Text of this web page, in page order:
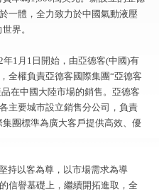
一體，全力致力於中國氣動液壓
界。
1月1日開始，由亞德客(中國)有
全權負責亞德客國際集團“亞德客
在中國大陸市場的銷售。亞德客
主要城市設立銷售分公司，負責
團標準為廣大客戶提供高效、優
持以客為尊，以市場需求為導
信譽基礎上，繼續開拓進取，全